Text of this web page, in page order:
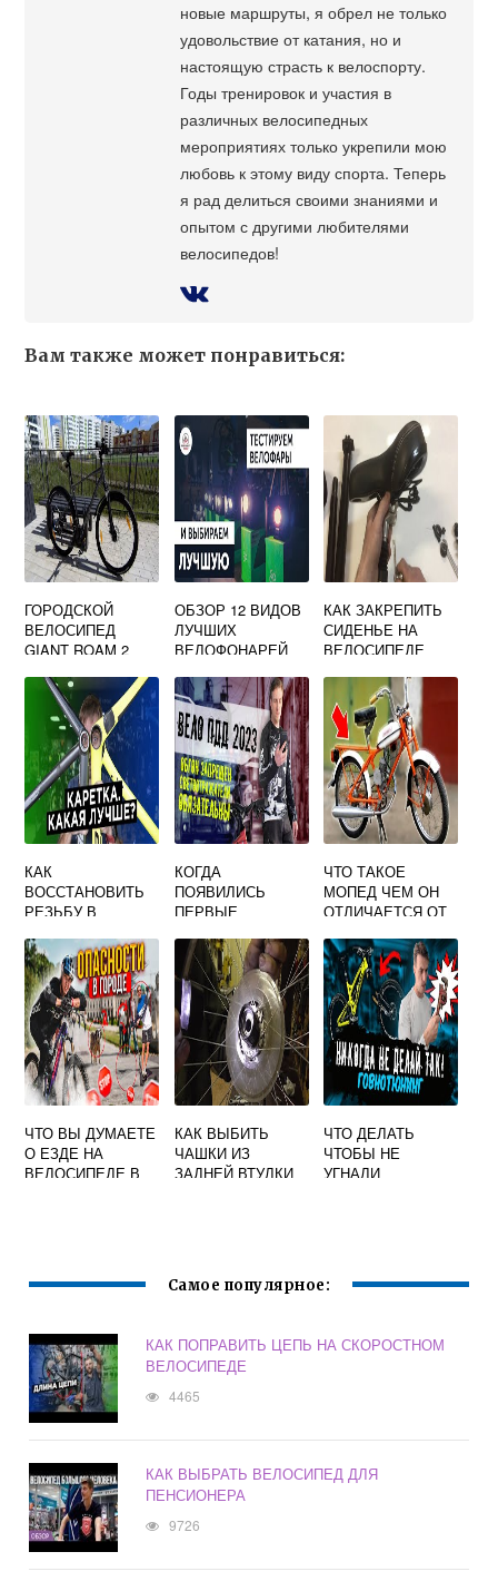
новые маршруты, я обрел не только
удовольствие от катания, но и
настоящую страсть к велоспорту.
Годы тренировок и участия в
различных велосипедных
мероприятиях только укрепили мою
любовь к этому виду спорта. Теперь
я рад делиться своими знаниями и
опытом с другими любителями
велосипедов!
Вам также может понравиться:
ГОРОДСКОЙ
ВЕЛОСИПЕД
GIANT ROAM 2
ОБЗОР 12 ВИДОВ
ЛУЧШИХ
ВЕЛОФОНАРЕЙ
КАК ЗАКРЕПИТЬ
СИДЕНЬЕ НА
ВЕЛОСИПЕДЕ
КРУТИЛОСЬ
КАК
ВОССТАНОВИТЬ
РЕЗЬБУ В
ВЕЛОСИПЕДА
КОГДА
ПОЯВИЛИСЬ
ПЕРВЫЕ
ДОРОЖКИ
ЧТО ТАКОЕ
МОПЕД ЧЕМ ОН
ОТЛИЧАЕТСЯ ОТ
ЧТО ВЫ ДУМАЕТЕ
О ЕЗДЕ НА
ВЕЛОСИПЕДЕ В
КАК ВЫБИТЬ
ЧАШКИ ИЗ
ЗАДНЕЙ ВТУЛКИ
ЧТО ДЕЛАТЬ
ЧТОБЫ НЕ
УГНАЛИ
Самое популярное:
КАК ПОПРАВИТЬ ЦЕПЬ НА СКОРОСТНОМ
ВЕЛОСИПЕДЕ
4465
КАК ВЫБРАТЬ ВЕЛОСИПЕД ДЛЯ
ПЕНСИОНЕРА
9726